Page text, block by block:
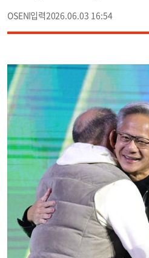
OSEN 2026.06.03 16:54